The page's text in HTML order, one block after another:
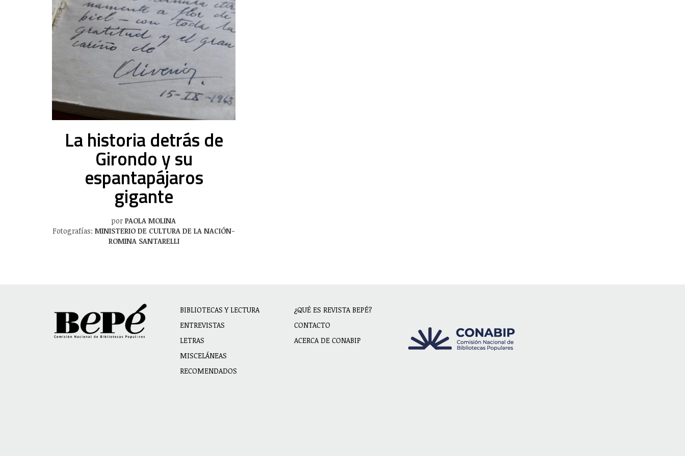
La historia detrás de
Girondo y su
espantapájaros
gigante
por PAOLA MOLINA
Fotografías: MINISTERIO DE CULTURA DE LA NACIÓN-
ROMINA SANTARELLI
Main
navigation
BIBLIOTECAS Y LECTURA
ENTREVISTAS
LETRAS
MISCELÁNEAS
RECOMENDADOS
Menu
secundario
¿QUÉ ES REVISTA BEPÉ?
CONTACTO
ACERCA DE CONABIP